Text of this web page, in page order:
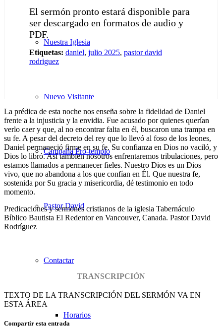
Nuestra Iglesia
Nuevo Visitante
Campaña Pro-templo
Pastor David
Contactar
Horarios
El sermón pronto estará disponible para
ser descargado en formatos de audio y
PDF.
Etiquetas: daniel, julio 2025, pastor david
rodriguez
La prédica de esta noche nos enseña sobre la fidelidad de Daniel
frente a la injusticia y la envidia. Fue acusado por quienes querían
verlo caer y que, al no encontrar falta en él, buscaron una trampa en
su fe. A pesar del decreto del rey que lo llevó al foso de los leones,
Daniel permaneció firme en su fe. Su confianza en Dios no vaciló, y
Dios lo libró. Así también nosotros enfrentaremos tribulaciones, pero
estamos llamados a permanecer fieles. Nuestro Dios es un Dios
vivo, que no abandona a los que confían en Él. Que nuestra fe,
sostenida por Su gracia y misericordia, dé testimonio en todo
momento.
Predicaciones y sermones cristianos de la iglesia Tabernáculo
Bíblico Bautista El Redentor en Vancouver, Canada. Pastor David
Rodríguez
TRANSCRIPCIÓN
TEXTO DE LA TRANSCRIPCIÓN DEL SERMÓN VA EN
ESTA ÁREA
Compartir esta entrada